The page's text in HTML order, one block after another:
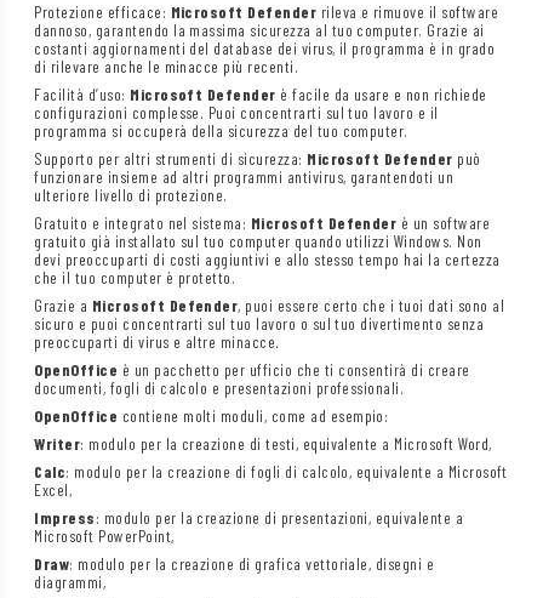
Protezione efficace: Microsoft Defender rileva e rimuove il software
dannoso, garantendo la massima sicurezza al tuo computer. Grazie ai
costanti aggiornamenti del database dei virus, il programma è in grado
di rilevare anche le minacce più recenti.
Facilità d’uso: Microsoft Defender è facile da usare e non richiede
configurazioni complesse. Puoi concentrarti sul tuo lavoro e il
programma si occuperà della sicurezza del tuo computer.
Supporto per altri strumenti di sicurezza: Microsoft Defender può
funzionare insieme ad altri programmi antivirus, garantendoti un
ulteriore livello di protezione.
Gratuito e integrato nel sistema: Microsoft Defender è un software
gratuito già installato sul tuo computer quando utilizzi Windows. Non
devi preoccuparti di costi aggiuntivi e allo stesso tempo hai la certezza
che il tuo computer è protetto.
Grazie a Microsoft Defender, puoi essere certo che i tuoi dati sono al
sicuro e puoi concentrarti sul tuo lavoro o sul tuo divertimento senza
preoccuparti di virus e altre minacce.
OpenOffice è un pacchetto per ufficio che ti consentirà di creare
documenti, fogli di calcolo e presentazioni professionali.
OpenOffice contiene molti moduli, come ad esempio:
Writer: modulo per la creazione di testi, equivalente a Microsoft Word,
Calc: modulo per la creazione di fogli di calcolo, equivalente a Microsoft
Excel,
Impress: modulo per la creazione di presentazioni, equivalente a
Microsoft PowerPoint,
Draw: modulo per la creazione di grafica vettoriale, disegni e
diagrammi,